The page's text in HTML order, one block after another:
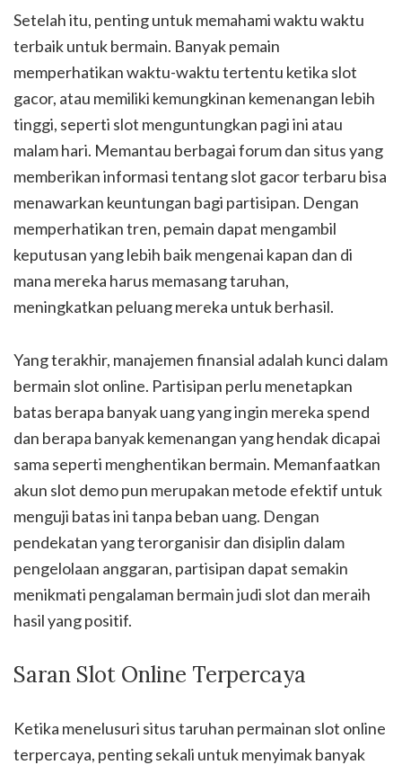
Setelah itu, penting untuk memahami waktu waktu
terbaik untuk bermain. Banyak pemain
memperhatikan waktu-waktu tertentu ketika slot
gacor, atau memiliki kemungkinan kemenangan lebih
tinggi, seperti slot menguntungkan pagi ini atau
malam hari. Memantau berbagai forum dan situs yang
memberikan informasi tentang slot gacor terbaru bisa
menawarkan keuntungan bagi partisipan. Dengan
memperhatikan tren, pemain dapat mengambil
keputusan yang lebih baik mengenai kapan dan di
mana mereka harus memasang taruhan,
meningkatkan peluang mereka untuk berhasil.
Yang terakhir, manajemen finansial adalah kunci dalam
bermain slot online. Partisipan perlu menetapkan
batas berapa banyak uang yang ingin mereka spend
dan berapa banyak kemenangan yang hendak dicapai
sama seperti menghentikan bermain. Memanfaatkan
akun slot demo pun merupakan metode efektif untuk
menguji batas ini tanpa beban uang. Dengan
pendekatan yang terorganisir dan disiplin dalam
pengelolaan anggaran, partisipan dapat semakin
menikmati pengalaman bermain judi slot dan meraih
hasil yang positif.
Saran Slot Online Terpercaya
Ketika menelusuri situs taruhan permainan slot online
terpercaya, penting sekali untuk menyimak banyak